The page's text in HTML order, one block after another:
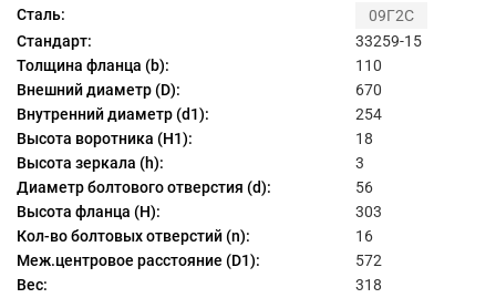
Сталь:
09Г2С
Стандарт:
33259-15
Толщина фланца (b):
110
Внешний диаметр (D):
670
Внутренний диаметр (d1):
254
Высота воротника (H1):
18
Высота зеркала (h):
3
Диаметр болтового отверстия (d):
56
Высота фланца (H):
303
Кол-во болтовых отверстий (n):
16
Меж.центровое расстояние (D1):
572
Вес:
318